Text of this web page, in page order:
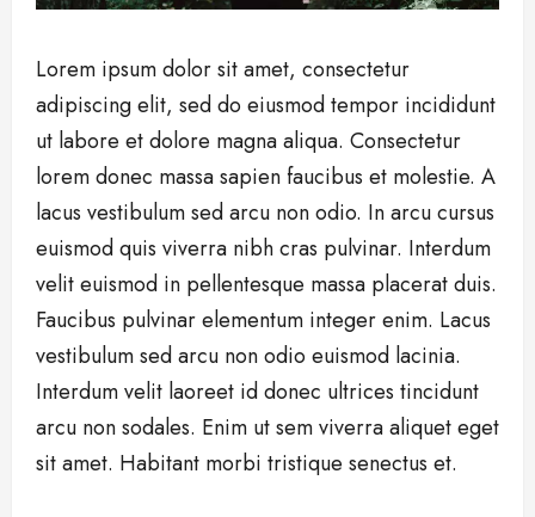
Lorem ipsum dolor sit amet, consectetur
adipiscing elit, sed do eiusmod tempor incididunt
ut labore et dolore magna aliqua. Consectetur
lorem donec massa sapien faucibus et molestie. A
lacus vestibulum sed arcu non odio. In arcu cursus
euismod quis viverra nibh cras pulvinar. Interdum
velit euismod in pellentesque massa placerat duis.
Faucibus pulvinar elementum integer enim. Lacus
vestibulum sed arcu non odio euismod lacinia.
Interdum velit laoreet id donec ultrices tincidunt
arcu non sodales. Enim ut sem viverra aliquet eget
sit amet. Habitant morbi tristique senectus et.